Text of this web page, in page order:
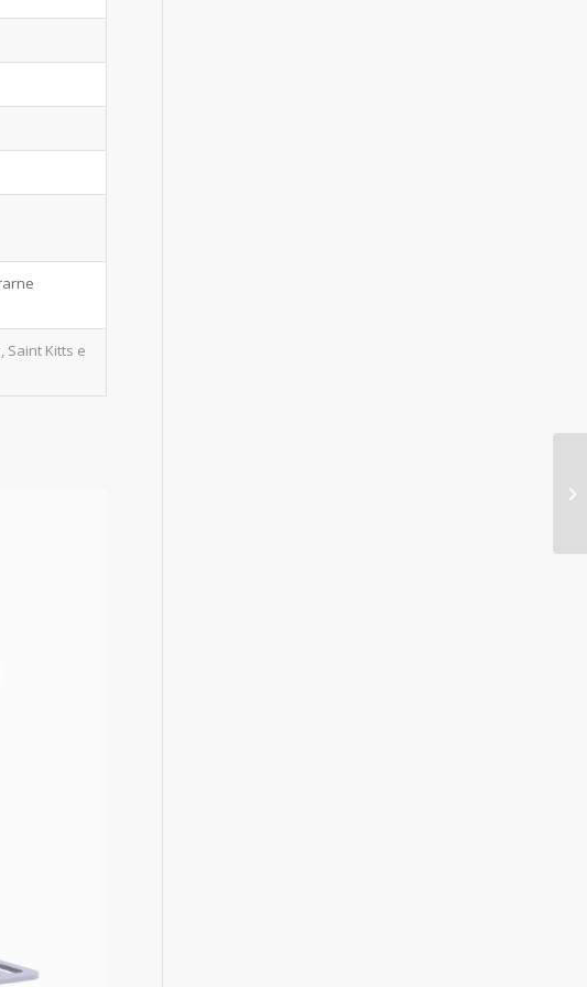
Saint Kitts e